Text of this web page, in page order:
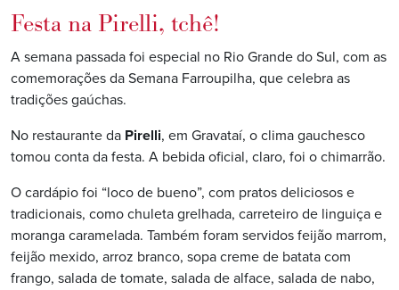
Festa na Pirelli, tchê!
A semana passada foi especial no Rio Grande do Sul, com as
comemorações da Semana Farroupilha, que celebra as
tradições gaúchas.
No restaurante da Pirelli, em Gravataí, o clima gauchesco
tomou conta da festa. A bebida oficial, claro, foi o chimarrão.
O cardápio foi “loco de bueno”, com pratos deliciosos e
tradicionais, como chuleta grelhada, carreteiro de linguiça e
moranga caramelada. Também foram servidos feijão marrom,
feijão mexido, arroz branco, sopa creme de batata com
frango, salada de tomate, salada de alface, salada de nabo,